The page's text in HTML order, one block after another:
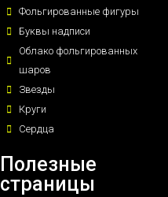
Фольгированные фигуры
Буквы надписи
Облако фольгированных
шаров
Звезды
Круги
Сердца
Полезные
страницы